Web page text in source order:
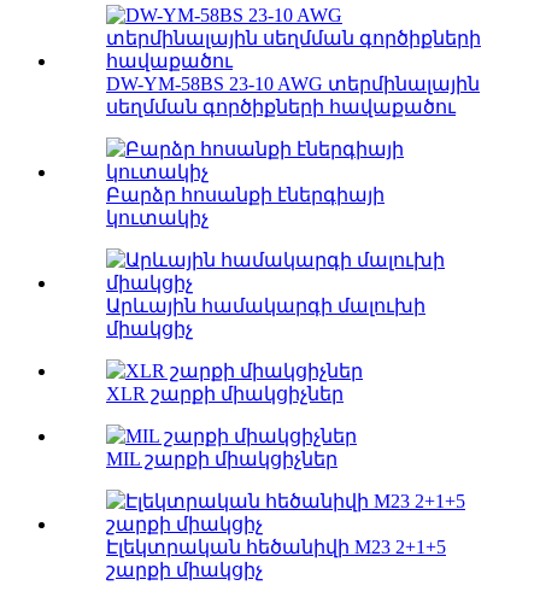
DW-YM-58BS 23-10 AWG տերմինալային
սեղմման գործիքների հավաքածու
Բարձր հոսանքի էներգիայի
կուտակիչ
Արևային համակարգի մալուխի
միակցիչ
XLR շարքի միակցիչներ
MIL շարքի միակցիչներ
Էլեկտրական հեծանիվի M23 2+1+5
շարքի միակցիչ